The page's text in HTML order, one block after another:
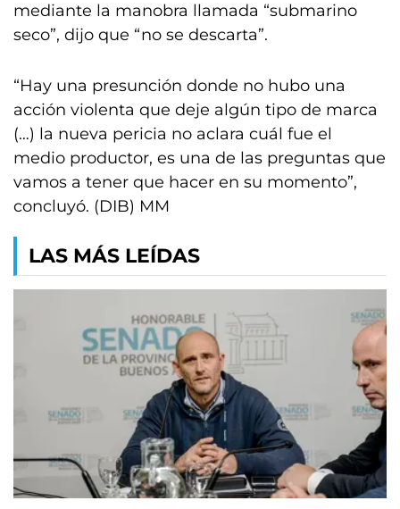
mediante la manobra llamada “submarino
seco”, dijo que “no se descarta”.
“Hay una presunción donde no hubo una
acción violenta que deje algún tipo de marca
(…) la nueva pericia no aclara cuál fue el
medio productor, es una de las preguntas que
vamos a tener que hacer en su momento”,
concluyó. (DIB) MM
LAS MÁS LEÍDAS